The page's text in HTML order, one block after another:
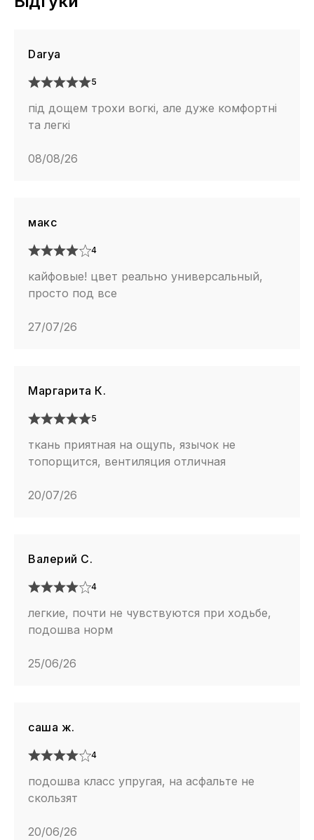
Darya
5
під дощем трохи вогкі, але дуже комфортні
та легкі
08/08/26
макс
4
кайфовые! цвет реально универсальный,
просто под все
27/07/26
Маргарита К.
5
ткань приятная на ощупь, язычок не
топорщится, вентиляция отличная
20/07/26
Валерий С.
4
легкие, почти не чувствуются при ходьбе,
подошва норм
25/06/26
саша ж.
4
подошва класс упругая, на асфальте не
скользят
20/06/26